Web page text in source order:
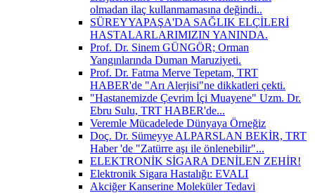
olmadan ilaç kullanmamasına değindi..
SÜREYYAPAŞA'DA SAĞLIK ELÇİLERİ
HASTALARLARIMIZIN YANINDA.
Prof. Dr. Sinem GÜNGÖR; Orman
Yangınlarında Duman Maruziyeti.
Prof. Dr. Fatma Merve Tepetam, TRT
HABER'de "Arı Alerjisi"ne dikkatleri çekti.
"Hastanemizde Çevrim İçi Muayene" Uzm. Dr.
Ebru Sulu, TRT HABER'de...
Veremle Mücadelede Dünyaya Örneğiz
Doç. Dr. Sümeyye ALPARSLAN BEKİR, TRT
Haber 'de "Zatürre aşı ile önlenebilir"...
ELEKTRONİK SİGARA DENİLEN ZEHİR!
Elektronik Sigara Hastalığı: EVALI
Akciğer Kanserine Moleküler Tedavi